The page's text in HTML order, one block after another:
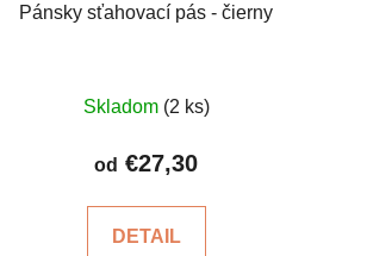
Pánsky sťahovací pás - čierny
hodnotenie
produktu
z
Skladom (2 ks)
od €27,30
DETAIL